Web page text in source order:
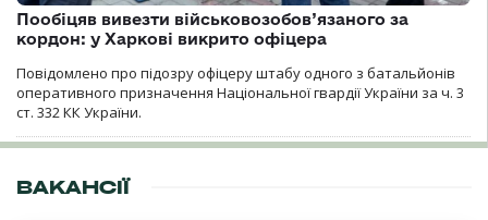
Пообіцяв вивезти військовозобов’язаного за
кордон: у Харкові викрито офіцера
Повідомлено про підозру офіцеру штабу одного з батальйонів
оперативного призначення Національної гвардії України за ч. 3
ст. 332 КК України.
ВАКАНСІЇ